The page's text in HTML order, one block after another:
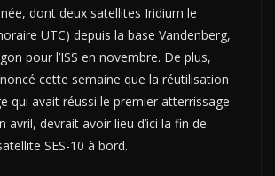
dont deux satellites Iridium le
UTC) depuis la base Vandenberg,
pour l’ISS en novembre. De plus,
cette semaine que la réutilisation
qui avait réussi le premier atterrissage
avril, devrait avoir lieu d’ici la fin de
SES-10 à bord.